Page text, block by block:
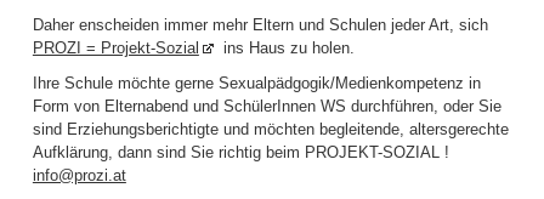
Daher enscheiden immer mehr Eltern und Schulen jeder Art, sich
PROZI = Projekt-Sozial
ins Haus zu holen.
Ihre Schule möchte gerne Sexualpädgogik/Medienkompetenz in
Form von Elternabend und SchülerInnen WS durchführen, oder Sie
sind Erziehungsberichtigte und möchten begleitende, altersgerechte
Aufklärung, dann sind Sie richtig beim PROJEKT-SOZIAL !
info@prozi.at